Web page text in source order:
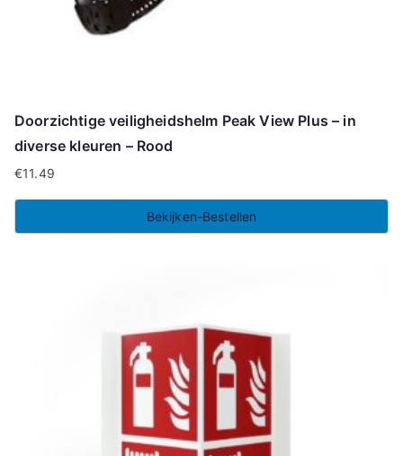
Doorzichtige veiligheidshelm Peak View Plus – in
diverse kleuren – Rood
€11.49
Bekijken-Bestellen